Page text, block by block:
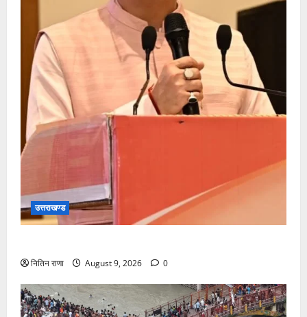
उत्तराखण्ड
नितिन राणा August 9, 2026 0